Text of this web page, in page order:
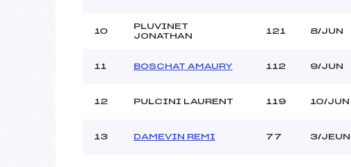
10
PLUVINET
JONATHAN
121 8/JUN
11 BOSCHAT AMAURY 112 9/JUN
12 PULCINI LAURENT 119 10/JUN
13 DAMEVIN REMI 77 3/JEUN